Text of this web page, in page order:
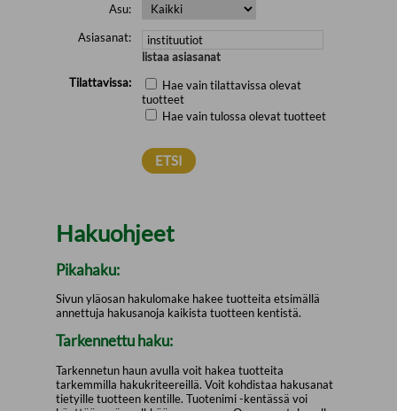
Asu:
Asiasanat:
listaa asiasanat
Tilattavissa:
Hae vain tilattavissa olevat
tuotteet
Hae vain tulossa olevat tuotteet
Hakuohjeet
Pikahaku:
Sivun yläosan hakulomake hakee tuotteita etsimällä
annettuja hakusanoja kaikista tuotteen kentistä.
Tarkennettu haku:
Tarkennetun haun avulla voit hakea tuotteita
tarkemmilla hakukriteereillä. Voit kohdistaa hakusanat
tietyille tuotteen kentille. Tuotenimi -kentässä voi